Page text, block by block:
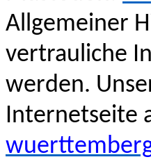
Allgemeiner
vertrauliche
werden.
Internetseite